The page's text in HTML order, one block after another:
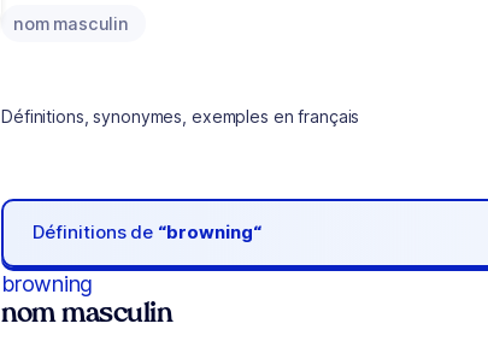
nom masculin
Définitions, synonymes, exemples en français
Définitions de “browning“
browning
nom masculin